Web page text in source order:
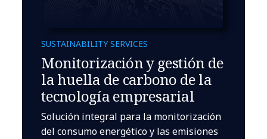
SUSTAINABILITY SERVICES
Monitorización y gestión de
la huella de carbono de la
tecnología empresarial
Solución integral para la monitorización
del consumo energético y las emisiones